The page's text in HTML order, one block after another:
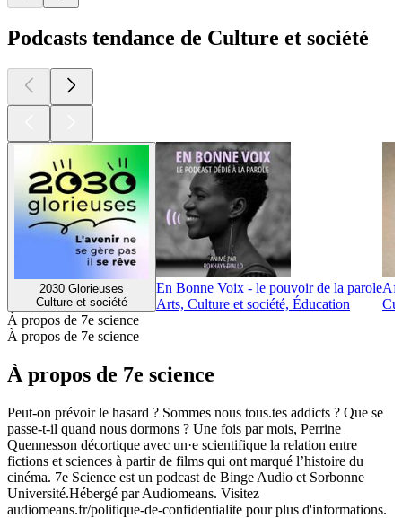
Podcasts tendance de Culture et société
2030 Glorieuses
Culture et société
En Bonne Voix - le pouvoir de la parole
Arts, Culture et société, Éducation
À propos de 7e science
À propos de 7e science
À propos de 7e science
Peut-on prévoir le hasard ? Sommes nous tous.tes addicts ? Que se
passe-t-il quand nous dormons ? Une fois par mois, Perrine
Quennesson décortique avec un·e scientifique la relation entre
fictions et sciences à partir de films qui ont marqué l’histoire du
cinéma. 7e Science est un podcast de Binge Audio et Sorbonne
Université.Hébergé par Audiomeans. Visitez
audiomeans.fr/politique-de-confidentialite pour plus d'informations.